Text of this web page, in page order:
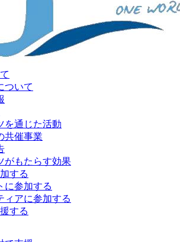
ついて
を通じた活動
共催事業
がもたらす効果
する
に参加する
ィアに参加する
する